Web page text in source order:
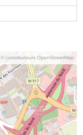
© contributeurs OpenStreetMap